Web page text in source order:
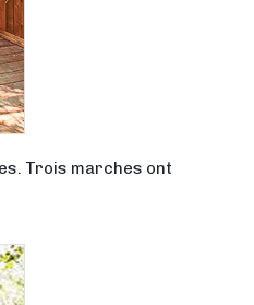
Trois marches ont